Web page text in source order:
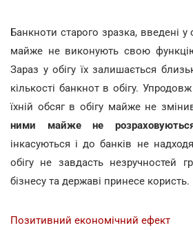
Банкноти старого зразка, введені у
майже не виконують свою
Зараз у обігу їх залишається
кількості банкнот в обігу.
їхній обсяг в обігу майже не
ними майже не
інкасуються і до банків не
обігу не завдасть незручностей
бізнесу та державі принесе користь.
Позитивний економічний ефект